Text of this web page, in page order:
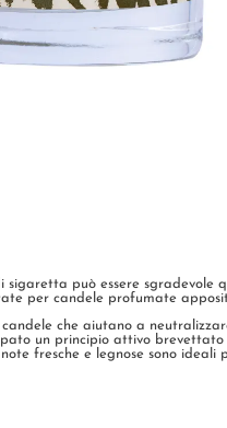
può essere
per candele profumate
che aiutano a
un principio attivo
fresche e legnose sono